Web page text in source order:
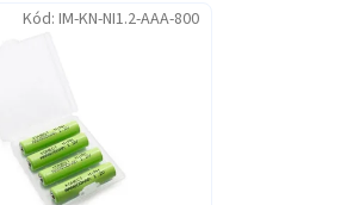
Kód: IM-KN-NI1.2-AAA-800